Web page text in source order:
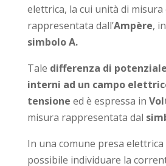
elettrica, la cui unità di misura
rappresentata dall’Ampère,
simbolo A.
Tale differenza di
interni ad un campo
tensione ed è espressa in
misura rappresentata dal
In una comune presa elettrica
possibile individuare la